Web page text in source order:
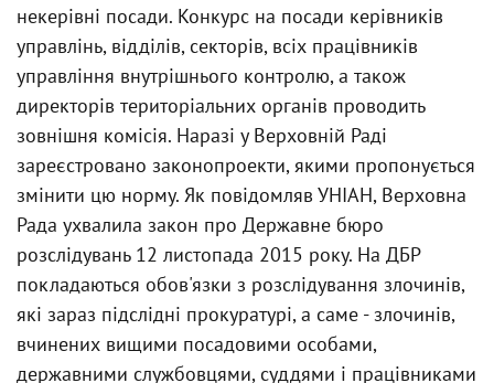
некерівні посади. Конкурс на посади керівників
управлінь, відділів, секторів, всіх працівників
управління внутрішнього контролю, а також
директорів територіальних органів проводить
зовнішня комісія. Наразі у Верховній Раді
зареєстровано законопроекти, якими пропонується
змінити цю норму. Як повідомляв УНІАН, Верховна
Рада ухвалила закон про Державне бюро
розслідувань 12 листопада 2015 року. На ДБР
покладаються обов'язки з розслідування злочинів,
які зараз підслідні прокуратурі, а саме - злочинів,
вчинених вищими посадовими особами,
державними службовцями, суддями і працівниками